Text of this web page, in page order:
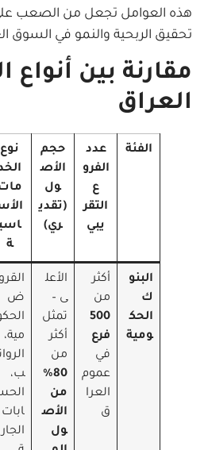
هذه العوامل تجعل من الصعب على
تحقيق الربحية والنمو في
مقارنة بين أنواع
العراق
الفئة
عدد
الفرو
ع
التقر
يبي
حجم
الأص
ول
(تقدي
ري)
نوع
ة
البنو
ك
الحك
ومية
أكثر
من
500
فرع
في
عموم
العرا
ق
الأعل
ى –
تمثل
أكثر
من
80%
من
الأص
ول
القرو
ض
مية،
ب،
ابات